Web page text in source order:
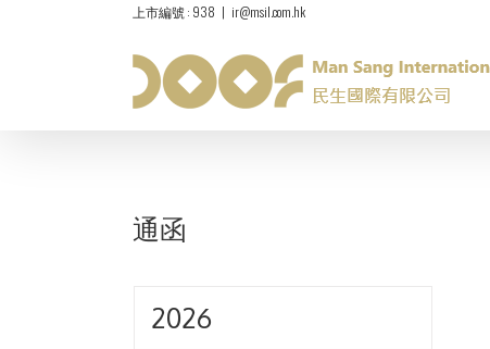
上市編號 : 938 | ir@msil.com.hk
通函
2026